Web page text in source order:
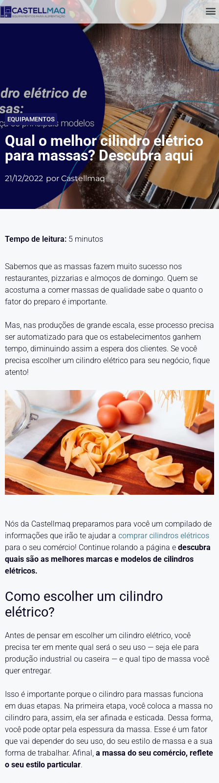
EQUIPAMENTOS
Qual o melhor cilindro elétrico
para massas? Descubra aqui
21/12/2022 por Castellmaq
Tempo de leitura: 5 minutos
Sabemos que as massas fazem muito sucesso nos
restaurantes, pizzarias e almoços de domingo. Quem se
acostuma a comer massas de qualidade sabe o quanto o
fator do preparo é importante.
Mas, nas produções de grande escala, esse processo precisa
ser automatizado para que os estabelecimentos ganhem
tempo, diminuindo assim a espera dos clientes. Se você
precisa escolher um cilindro elétrico para seu negócio, fique
atento!
Nós da Castellmaq preparamos para você um compilado de
informações que irão te ajudar a comprar cilindros elétricos
para o seu comércio! Continue rolando a página e descubra
quais são as melhores marcas e modelos de cilindros
elétricos.
Como escolher um cilindro
elétrico?
Antes de pensar em escolher um cilindro elétrico, você
precisa ter em mente qual será o seu uso — seja ele para
produção industrial ou caseira — e qual tipo de massa você
quer entregar.
Isso é importante porque o cilindro para massas funciona
em duas etapas. Na primeira etapa, você coloca a massa no
cilindro para, assim, ela ser afinada e esticada. Dessa forma,
você pode optar pela espessura da massa. Esse é um fator
que vai depender do seu uso, do seu estilo de massa e a sua
forma de trabalhar. Afinal, a massa do seu comércio, reflete
o seu estilo particular.